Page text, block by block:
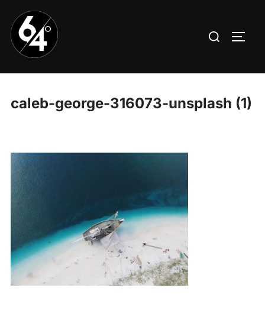
contenu
Rechercher :
caleb-george-316073-unsplash (1)